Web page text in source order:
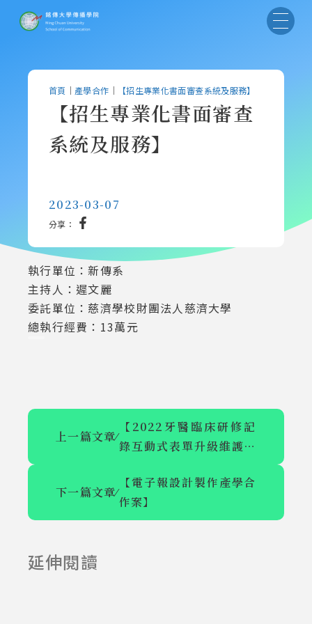
首頁 ｜ 產學合作 ｜ 【招生專業化書面審查系統及服務】
【招生專業化書面審查
系統及服務】
2023-03-07
分享：
執行單位：新傳系
主持人：遲文麗
委託單位：慈濟學校財團法人慈濟大學
總執行經費：13萬元
上一篇文章⁄
【2022牙醫臨床研修記
錄互動式表單升級維護計
下一篇文章⁄
【電子報設計製作產學合
作案】
延伸閱讀
【2022牙醫臨
動式表單升級
2023-03-07
【電子報設計